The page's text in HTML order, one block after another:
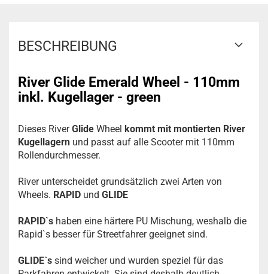
BESCHREIBUNG
River Glide Emerald Wheel - 110mm
inkl. Kugellager - green
Dieses RiverGlide Wheel kommt mit montierten River
Kugellagern und passt auf alle Scooter mit 110mm
Rollendurchmesser.
River unterscheidet grundsätzlich zwei Arten von
Wheels. RAPID und GLIDE
RAPID`s haben eine härtere PU Mischung, weshalb die
Rapid`s besser für Streetfahrer geeignet sind.
GLIDE`s sind weicher und wurden speziel für das